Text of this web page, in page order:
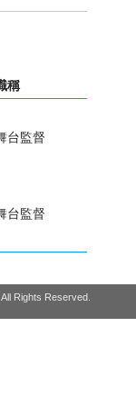
稱
台監督
台監督
Rights Reserved.